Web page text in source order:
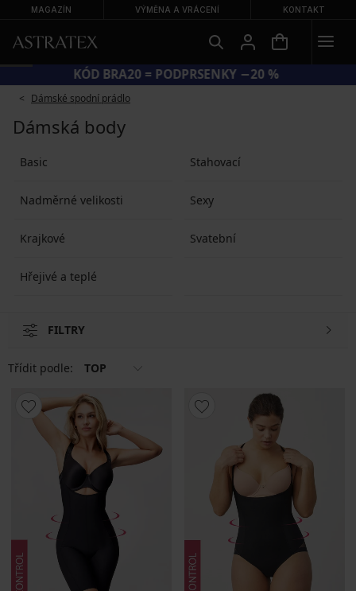
MAGAZÍN VÝMĚNA A VRÁCENÍ KONTAKT
KÓD BRA20 = PODPRSENKY −20 %
Dámské spodní prádlo
Dámská body
Basic Stahovací
Nadměrné velikosti Sexy
Krajkové Svatební
Hřejivé a teplé
FILTRY
Třídit podle: TOP